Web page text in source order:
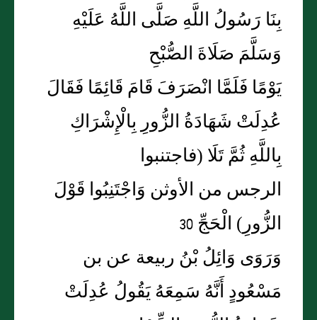
بِنَا رَسُولُ اللَّهِ صَلَّى اللَّهُ عَلَيْهِ
وَسَلَّمَ صَلَاةَ الصُّبْحِ
يَوْمًا فَلَمَّا انْصَرَفَ قَامَ قَائِمًا فَقَالَ
عُدِلَتْ شَهَادَةُ الزُّورِ بِالْإِشْرَاكِ
بِاللَّهِ ثُمَّ تَلَا (فاجتنبوا
الرجس من الأوثن وَاجْتَنِبُوا قَوْلَ
الزُّورِ) الْحَجِّ 30
وَرَوَى وَائِلُ بْنُ ربيعة عن بن
مَسْعُودٍ أَنَّهُ سَمِعَهُ يَقُولُ عُدِلَتْ